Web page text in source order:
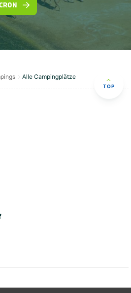
Alle Campingplätze
TOP